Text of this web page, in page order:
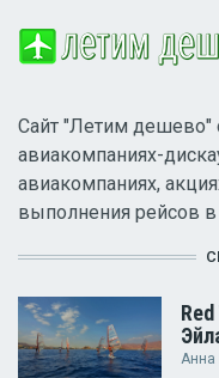
Сайт "Летим
авиакомпаниях-
авиакомпаниях,
выполнения рейсов
Анна